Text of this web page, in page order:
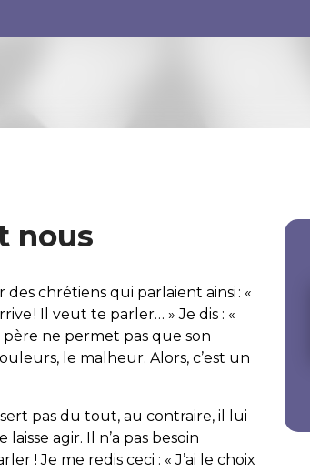
nous
chrétiens qui parlaient ainsi : «
! Il veut te parler… » Je dis : «
père ne permet pas que son
le malheur. Alors, c’est un
sert pas du tout, au contraire, il lui
agir. Il n’a pas besoin
! Je me redis ceci : « J’ai le choix